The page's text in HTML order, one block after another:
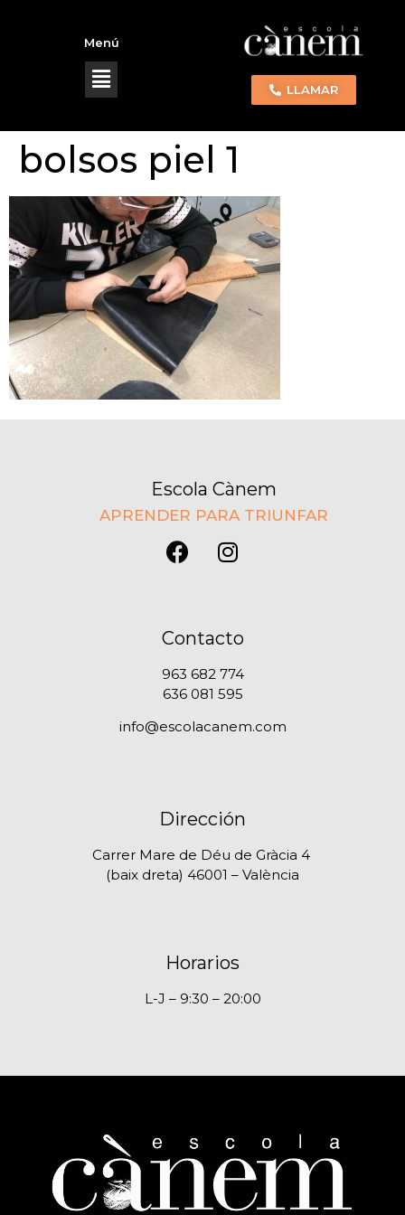
Menú
LLAMAR
bolsos piel 1
Escola Cànem
APRENDER PARA TRIUNFAR
Contacto
963 682 774
636 081 595
info@escolacanem.com
Dirección
Carrer Mare de Déu de Gràcia 4
(baix dreta) 46001 – València
Horarios
L-J – 9:30 – 20:00